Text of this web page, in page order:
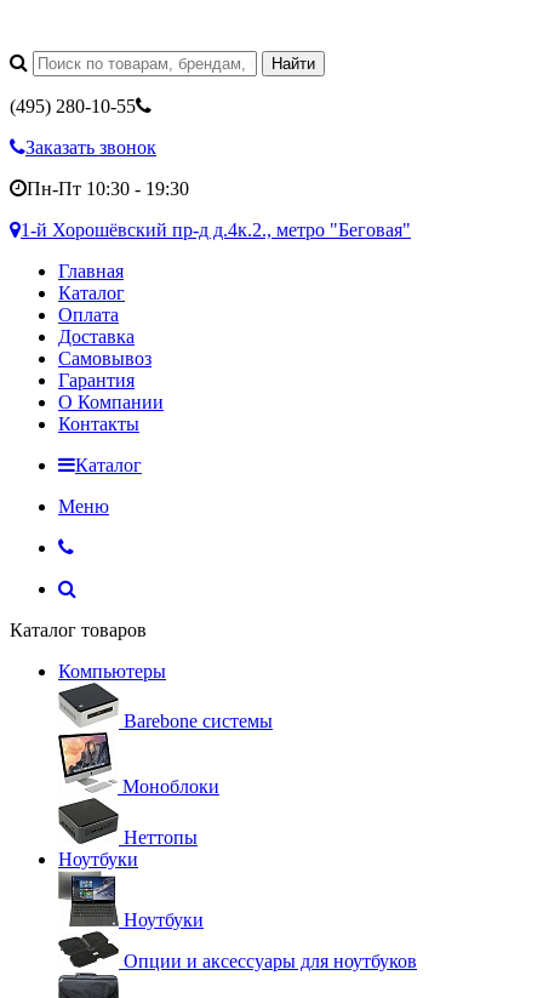
(495) 280-10-55
Заказать звонок
Пн-Пт 10:30 - 19:30
1-й Хорошёвский пр-д д.4к.2., метро "Беговая"
Главная
Каталог
Оплата
Доставка
Самовывоз
Гарантия
О Компании
Контакты
Каталог
Меню
Каталог товаров
Компьютеры
Barebone системы
Моноблоки
Неттопы
Ноутбуки
Ноутбуки
Опции и аксессуары для ноутбуков